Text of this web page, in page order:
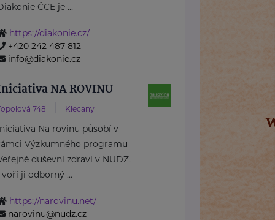
ČCE je ...
https://diakonie.cz/
+420 242 487 812
info@diakonie.cz
NA ROVINU
748 Klecany
Na rovinu působí v
Výzkumného programu
duševní zdraví v NUDZ.
ji odborný ...
https://narovinu.net/
narovinu@nudz.cz